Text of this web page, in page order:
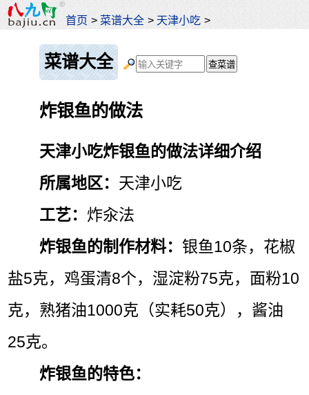
首页 > 菜谱大全 > 天津小吃 >
菜谱大全
炸银鱼的做法
天津小吃炸银鱼的做法详细介绍
所属地区： 天津小吃
工艺： 炸汆法
炸银鱼的制作材料： 银鱼10条，花椒
盐5克，鸡蛋清8个，湿淀粉75克，面粉10
克，熟猪油1000克（实耗50克），酱油
25克。
炸银鱼的特色：